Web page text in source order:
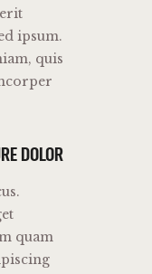
ipsum.
quis
DOLOR
quam